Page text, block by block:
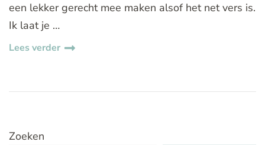
een lekker gerecht mee maken alsof het net vers is.
Ik laat je …
Lees verder
Zoeken